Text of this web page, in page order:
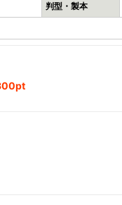
判型・製本